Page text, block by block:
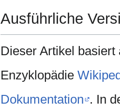
Ausführliche
Dieser Artikel
Enzyklopädie
Dokumentation . In